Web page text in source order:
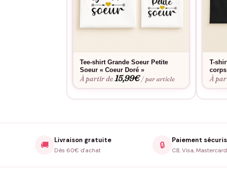
Tee-shirt Grande Soeur Petite
Soeur « Coeur Doré »
À partir de15,99€ / par article
T-
À
🚚 Livraison gratuite
Dès 60€ d'achat
🔒 Paiement
CB, Visa, Mastercard